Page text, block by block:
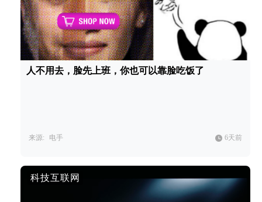
人不用去，脸先上班，你也可以靠脸吃饭了
来源: 电手 6天前
科技互联网